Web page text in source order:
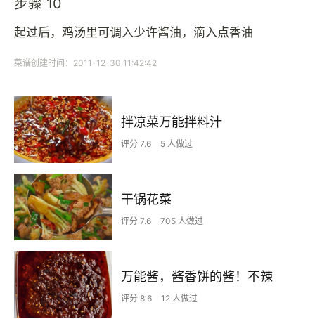
起过后，鸡汤里可调入少许酱油，滴入点香油
菜谱创建时间：2011-12-30 11:42:42
拌凉菜万能拌料汁
评分 7.6 5 人做过
干锅花菜
评分 7.6 705 人做过
万能酱，酱香饼的酱！不辣
评分 8.6 12 人做过